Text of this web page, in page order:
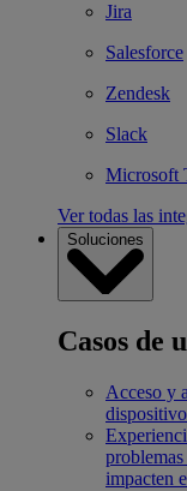
Jira
Salesforce
Zendesk
Slack
Microsoft
Ver todas las
Soluciones
Casos de
Acceso y
impacten